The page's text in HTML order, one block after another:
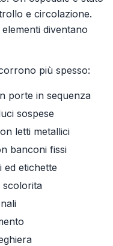
e circolazione.
diventano
più spesso:
porte in sequenza
sospese
letti metallici
banconi fissi
ed etichette
scolorita